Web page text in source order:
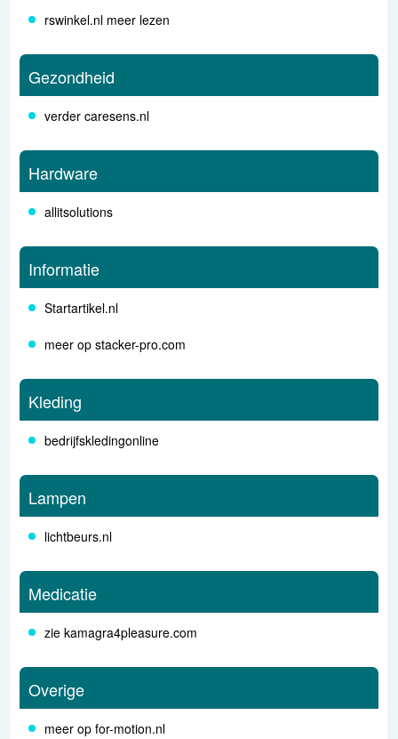
rswinkel.nl meer lezen
Gezondheid
verder caresens.nl
Hardware
allitsolutions
Informatie
Startartikel.nl
meer op stacker-pro.com
Kleding
bedrijfskledingonline
Lampen
lichtbeurs.nl
Medicatie
zie kamagra4pleasure.com
Overige
meer op for-motion.nl